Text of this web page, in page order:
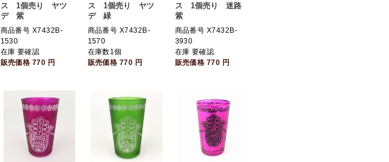
ス 1個売り ヤツ
デ 紫
商品番号 X7432B-
1530
在庫 要確認
販売価格 770 円
ス 1個売り ヤツ
デ 緑
商品番号 X7432B-
1570
在庫数1個
販売価格 770 円
ス 1個売り 迷路
紫
商品番号 X7432B-
3930
在庫 要確認
販売価格 770 円